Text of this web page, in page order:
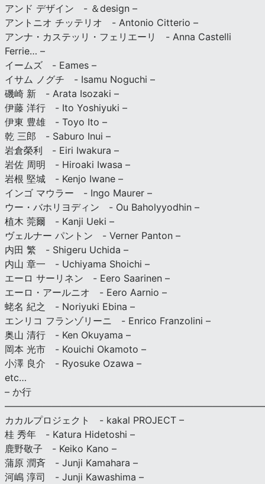
アンド デザイン - ＆design –
アントニオ チッテリオ - Antonio Citterio –
アンナ・カステッリ・フェリエーリ - Anna Castelli
Ferrie… –
イームズ - Eames –
イサム ノグチ - Isamu Noguchi –
磯崎 新 - Arata Isozaki –
伊藤 洋行 - Ito Yoshiyuki –
伊東 豊雄 - Toyo Ito –
乾 三郎 - Saburo Inui –
岩倉榮利 - Eiri Iwakura –
岩佐 周明 - Hiroaki Iwasa –
岩根 堅城 - Kenjo Iwane –
インゴ マウラー - Ingo Maurer –
ウー・バホリヨディン - Ou Baholyyodhin –
植木 莞爾 - Kanji Ueki –
ヴェルナー パントン - Verner Panton –
内田 繁 - Shigeru Uchida –
内山 章一 - Uchiyama Shoichi –
エーロ サーリネン - Eero Saarinen –
エーロ・アールニオ - Eero Aarnio –
蛯名 紀之 - Noriyuki Ebina –
エンリコ フランゾリーニ - Enrico Franzolini –
奥山 清行 - Ken Okuyama –
岡本 光市 - Kouichi Okamoto –
小澤 良介 - Ryosuke Ozawa –
etc…
– か行
カカルプロジェクト - kakal PROJECT –
桂 秀年 - Katura Hidetoshi –
鹿野敬子 - Keiko Kano –
蒲原 潤斉 - Junji Kamahara –
河嶋 淳司 - Junji Kawashima –